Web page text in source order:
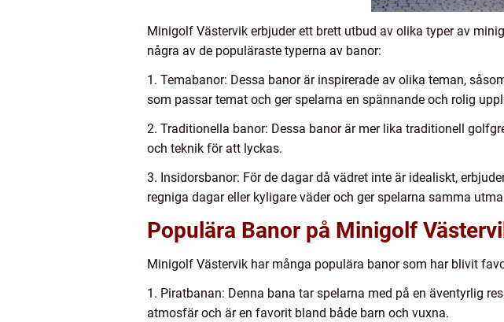
Minigolf Västervik erbjuder ett brett utbud av olika typer av
några av de populäraste typerna av banor:
1. Temabanor: Dessa banor är inspirerade av olika teman,
som passar temat och ger spelarna en spännande och rolig
2. Traditionella banor: Dessa banor är mer lika traditionell
och teknik för att lyckas.
3. Insidorsbanor: För de dagar då vädret inte är idealiskt,
regniga dagar eller kyligare väder och ger spelarna samma
Populära Banor på Minigolf
Minigolf Västervik har många populära banor som har blivit
1. Piratbanan: Denna bana tar spelarna med på en äventyrlig
atmosfär och är en favorit bland både barn och vuxna.